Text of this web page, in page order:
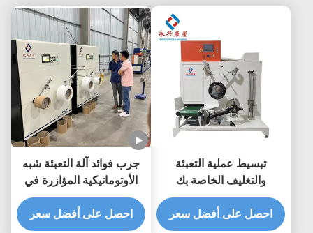
تبسيط عملية التعبئة
والتغليف الخاصة بك
باستخدام أداة لف شريط PP
ذات شداد قابل للتعديل
احصل على أفضل سعر
جرب فوائد آلة التعبئة شبه
الأوتوماتيكية المؤازرة في
مصنع التصنيع الخاص بك
احصل على أفضل سعر